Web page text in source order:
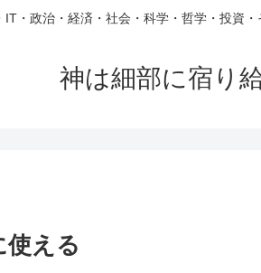
・政治・経済・社会・科学・哲学・投資・
神は細部に宿り
える